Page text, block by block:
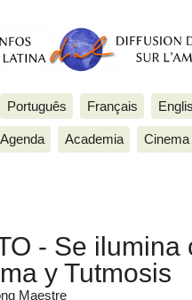
Português Français
Agenda Academia Cinema
- Se ilumina
y Tutmosis
Maestre